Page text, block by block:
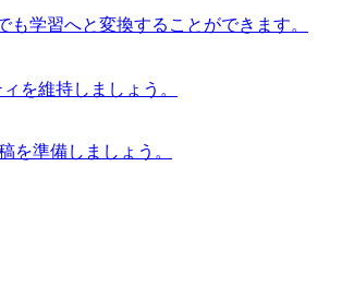
学習へと変換することができます。
を維持しましょう。
を準備しましょう。